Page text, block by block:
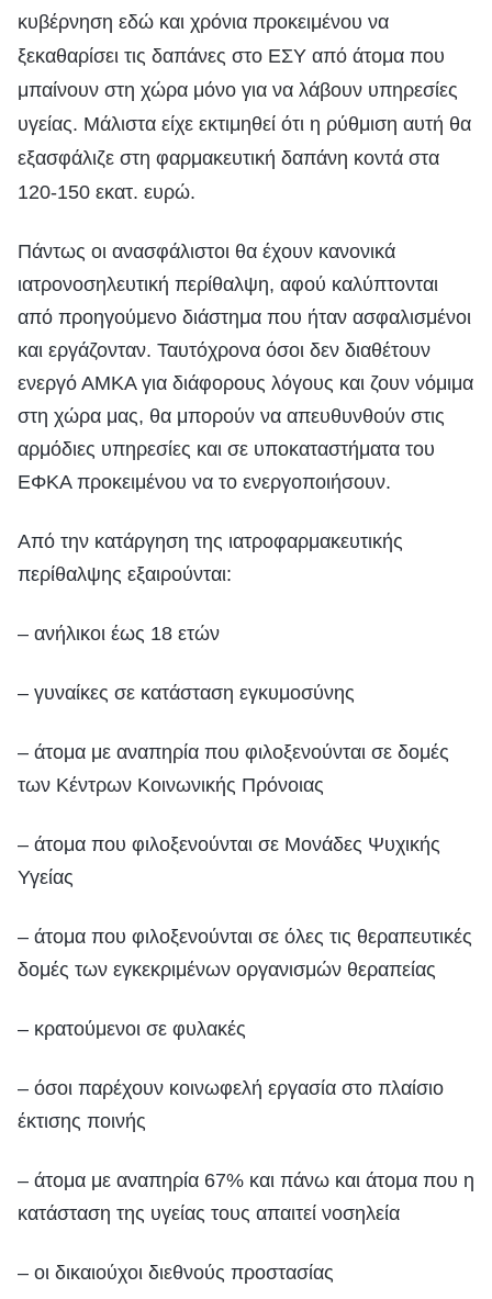
κυβέρνηση εδώ και χρόνια προκειμένου να
ξεκαθαρίσει τις δαπάνες στο ΕΣΥ από άτομα που
μπαίνουν στη χώρα μόνο για να λάβουν υπηρεσίες
υγείας. Μάλιστα είχε εκτιμηθεί ότι η ρύθμιση αυτή θα
εξασφάλιζε στη φαρμακευτική δαπάνη κοντά στα
120-150 εκατ. ευρώ.
Πάντως οι ανασφάλιστοι θα έχουν κανονικά
ιατρονοσηλευτική περίθαλψη, αφού καλύπτονται
από προηγούμενο διάστημα που ήταν ασφαλισμένοι
και εργάζονταν. Ταυτόχρονα όσοι δεν διαθέτουν
ενεργό ΑΜΚΑ για διάφορους λόγους και ζουν νόμιμα
στη χώρα μας, θα μπορούν να απευθυνθούν στις
αρμόδιες υπηρεσίες και σε υποκαταστήματα του
ΕΦΚΑ προκειμένου να το ενεργοποιήσουν.
Από την κατάργηση της ιατροφαρμακευτικής
περίθαλψης εξαιρούνται:
– ανήλικοι έως 18 ετών
– γυναίκες σε κατάσταση εγκυμοσύνης
– άτομα με αναπηρία που φιλοξενούνται σε δομές
των Κέντρων Κοινωνικής Πρόνοιας
– άτομα που φιλοξενούνται σε Μονάδες Ψυχικής
Υγείας
– άτομα που φιλοξενούνται σε όλες τις θεραπευτικές
δομές των εγκεκριμένων οργανισμών θεραπείας
– κρατούμενοι σε φυλακές
– όσοι παρέχουν κοινωφελή εργασία στο πλαίσιο
έκτισης ποινής
– άτομα με αναπηρία 67% και πάνω και άτομα που η
κατάσταση της υγείας τους απαιτεί νοσηλεία
– οι δικαιούχοι διεθνούς προστασίας